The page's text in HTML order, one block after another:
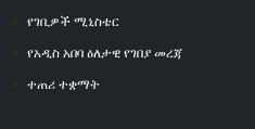
የገቢዎች ሚኒስቴር
የአዲስ አበባ ዕለታዊ የገበያ መረጃ
ተጠሪ ተቋማት